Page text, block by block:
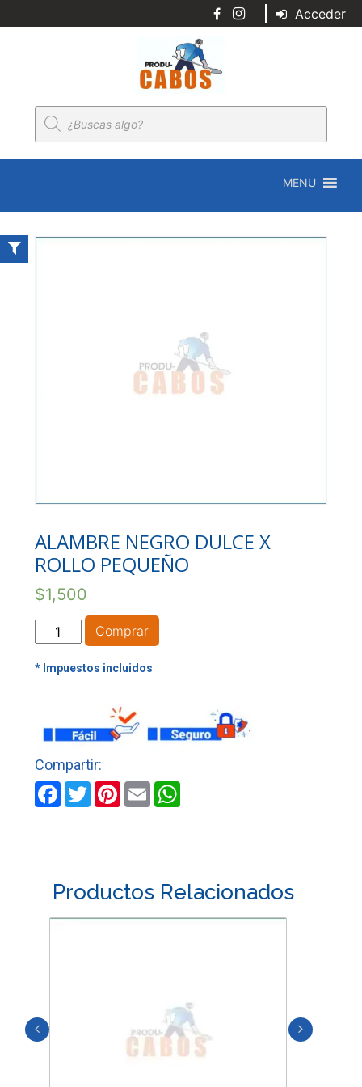
Acceder
Búsqueda
de
productos
MENU
ALAMBRE NEGRO DULCE X
ROLLO PEQUEÑO
$1,500
ALAMBRE
NEGRO
DULCE
PEQUEÑO
cantidad
Comprar
Facebook
TwitterPinterest
EmailWhatsApp
Productos Relacionados